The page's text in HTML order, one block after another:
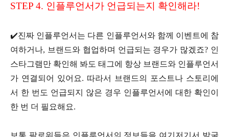
STEP 4. 인플루언서가 언급되는지 확인해라!
✔️진짜 인플루언서는 다른 인플루언서와 함께 이벤트에 참
여하거나, 브랜드와 협업하며 언급되는 경우가 많겠죠? 인
스타그램만 확인해 봐도 태그에 항상 브랜드와 인플루언서
가 연결되어 있어요. 따라서 브랜드의 포스트나 스토리에
서 한 번도 언급되지 않은 경우 인플루언서에 대한 확인이
한 번 더 필요해요.
보통 팔로워들은 인플루언서의 정보들을 여기저기서 발굴